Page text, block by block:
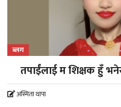
ब्लग
तपाईंलाई म शिक्षक हुँ
अस्मिता थापा